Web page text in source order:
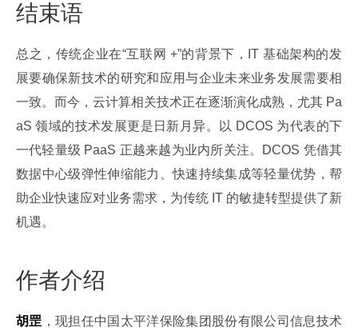
结束语
总之，传统企业在“互联网 +”的背景下，IT 基础架构的发
展要确保新技术的研究和应用与企业未来业务发展需要相
一致。而今，云计算相关技术正在逐渐演化成熟，尤其 Pa
aS 领域的技术发展更是日新月异。以 DCOS 为代表的下
一代轻量级 PaaS 正越来越为业内所关注。DCOS 凭借其
数据中心级弹性伸缩能力、快速持续集成等轻量优势，帮
助企业快速应对业务需求，为传统 IT 的敏捷转型提供了新
机遇。
作者介绍
胡罡 ，现担任中国太平洋保险集团股份有限公司信息技术